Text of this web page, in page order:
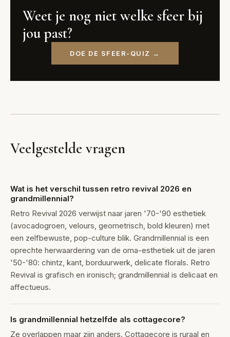
Weet je nog niet welke sfeer bij
jou past?
DOE DE SFEER-QUIZ →
Veelgestelde vragen
Wat is het verschil tussen retro revival 2026 en
grandmillennial?
Retro Revival 2026 verwijst naar jaren '70-'90 esthetiek
(avocadogroen, velours, geometrisch, bold kleuren) met
een zelfbewuste, pop-culture blik. Grandmillennial is een
oprechte herwaardering van de oma-esthetiek uit de jaren
'50-'80: chintz, kant, borduurwerk, delicate florals. Retro
Revival is grafisch en ironisch; grandmillennial is delicaat en
affectueus.
Is grandmillennial hetzelfde als cottagecore?
Ze overlappen maar zijn anders. Cottagecore is ruraal en